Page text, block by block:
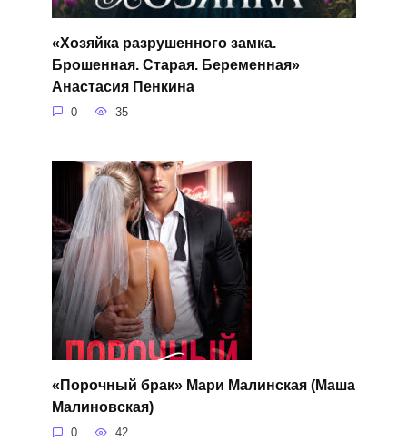
«Хозяйка разрушенного замка.
Брошенная. Старая. Беременная»
Анастасия Пенкина
0 35
«Порочный брак» Мари Малинская (Маша
Малиновская)
0 42